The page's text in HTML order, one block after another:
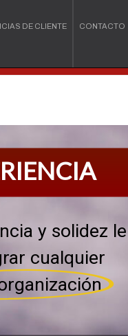
DE CLIENTE CONTACTO
y solidez le
cualquier